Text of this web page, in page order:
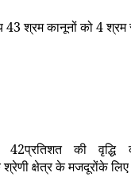
43श्रम कानूनों को4श्रम
42प्रतिशत की
क्षेत्र के मजदूरोंके लिए